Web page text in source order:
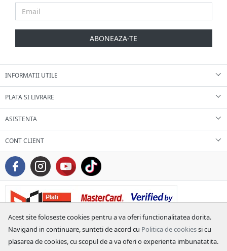
Acest site foloseste cookies pentru a va oferi functionalitatea dorita.
Navigand in continuare, sunteti de acord cu Politica de cookiessi cu
plasarea de cookies, cu scopul de a va oferi o experienta imbunatatita.
ABONEAZA-TE
INFORMATII UTILE
PLATA SI LIVRARE
ASISTENTA
CONT CLIENT